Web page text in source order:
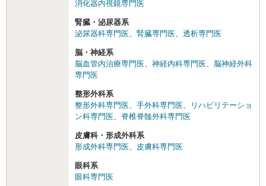
消化器内視鏡専門医
腎臓・泌尿器系
泌尿器科専門医
腎臓専門医 透析専門医
脳・神経系
脳血管内治療専門医
神経内科専門医
脳神経外科
専門医
整形外科系
整形外科専門医
手外科専門医
リハビリテーショ
ン科専門医
脊椎脊髄外科専門医
皮膚科・形成外科系
形成外科専門医
皮膚科専門医
眼科系
眼科専門医